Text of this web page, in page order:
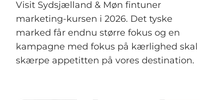
Visit Sydsjælland & Møn fintuner
marketing-kursen i 2026. Det tyske
marked får endnu større fokus og en
kampagne med fokus på kærlighed skal
skærpe appetitten på vores destination.